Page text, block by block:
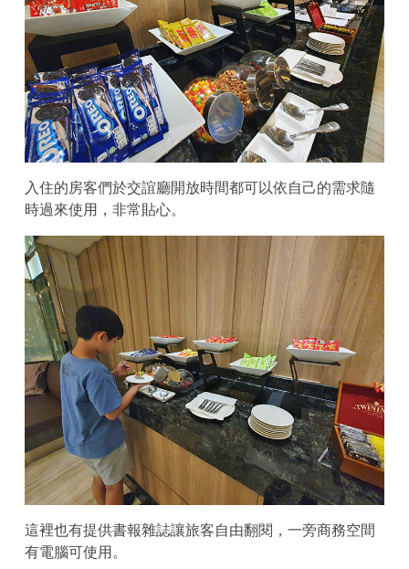
入住的房客們於交誼廳開放時間都可以依自己的需求隨
時過來使用，非常貼心。
這裡也有提供書報雜誌讓旅客自由翻閱，一旁商務空間
有電腦可使用。